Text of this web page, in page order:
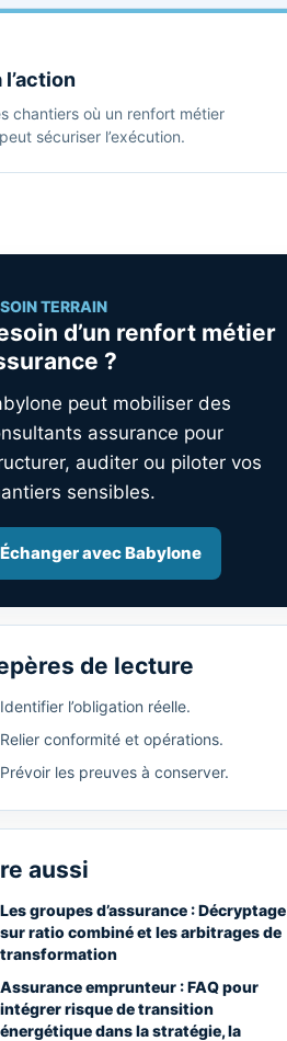
l’action
chantiers où un renfort métier
sécuriser l’exécution.
TERRAIN
d’un renfort métier
?
peut mobiliser des
assurance pour
auditer ou piloter vos
sensibles.
Échanger avec Babylone
de lecture
Identifier l’obligation réelle.
Relier conformité et opérations.
Prévoir les preuves à conserver.
aussi
Les groupes d’assurance : Décryptage
sur ratio combiné et les arbitrages de
transformation
Assurance emprunteur : FAQ pour
intégrer risque de transition
énergétique dans la stratégie, la